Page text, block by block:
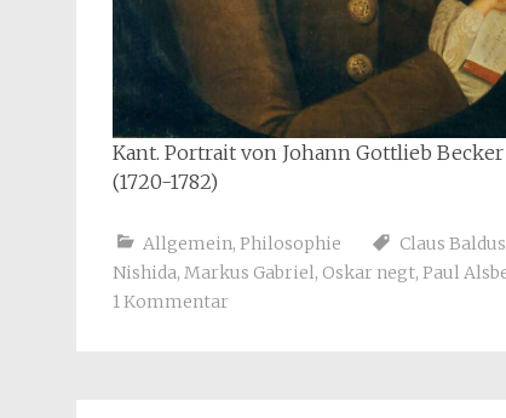
Kant. Portrait von Johann Gottlieb Becker
(1720-1782)
Allgemein, Philosophie Claus Baldus
Nishida, Markus Gabriel, Oskar negt, Paul
1 Kommentar